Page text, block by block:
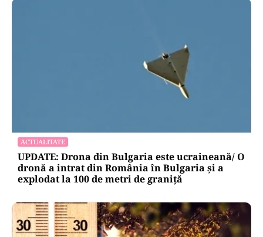
ACTUALITATE
UPDATE: Drona din Bulgaria este ucraineană/ O
dronă a intrat din România în Bulgaria şi a
explodat la 100 de metri de graniţă